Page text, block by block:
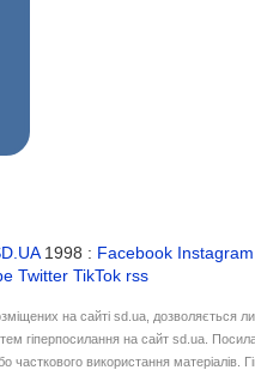
1998 : Facebook Instagram
Twitter TikTok rss
на сайті sd.ua, дозволяється
гіперпосилання на сайт sd.ua.
часткового використання матеріалів.